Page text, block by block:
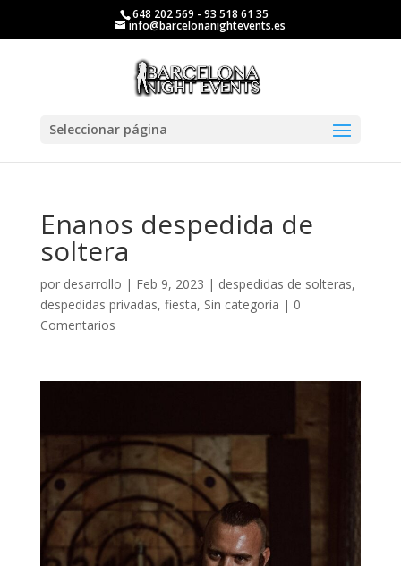
648 202 569 - 93 518 61 35
info@barcelonanightevents.es
Seleccionar página
Enanos despedida de
soltera
por desarrollo | Feb 9, 2023 | despedidas de solteras,
despedidas privadas, fiesta, Sin categoría | 0
Comentarios